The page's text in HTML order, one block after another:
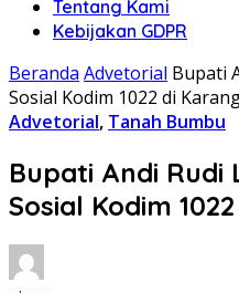
Tentang Kami
Kebijakan GDPR
Beranda Advetorial Bupati
Sosial Kodim 1022 di
Advetorial, Tanah Bumbu
Bupati Andi Rudi
Sosial Kodim